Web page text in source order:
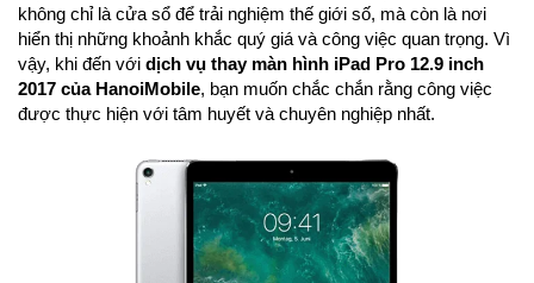
không chỉ là cửa sổ để trải nghiệm thế giới số, mà còn là nơi
hiển thị những khoảnh khắc quý giá và công việc quan trọng. Vì
vậy, khi đến với dịch vụ thay màn hình iPad Pro 12.9 inch
2017 của HanoiMobile, bạn muốn chắc chắn rằng công việc
được thực hiện với tâm huyết và chuyên nghiệp nhất.